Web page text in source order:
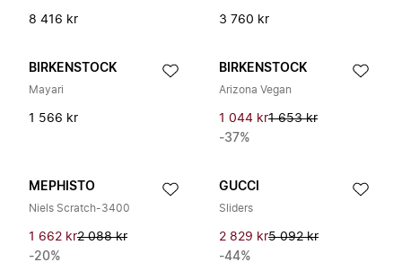
8 416 kr 3 760 kr
BIRKENSTOCK
Mayari
1 566 kr
BIRKENSTOCK
Arizona Vegan
1 044 kr1 653 kr
-37%
MEPHISTO
Niels Scratch-3400
1 662 kr2 088 kr
-20%
GUCCI
Sliders
2 829 kr5 092 kr
-44%